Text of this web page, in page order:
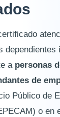
dependientes
a personas
de
Público de
o en